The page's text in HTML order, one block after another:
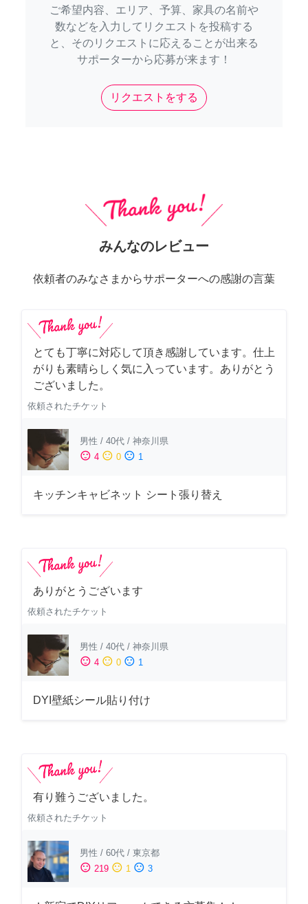
ご希望内容、エリア、予算、家具の名前や
数などを入力してリクエストを投稿する
と、そのリクエストに応えることが出来る
サポーターから応募が来ます！
リクエストをする
みんなのレビュー
依頼者のみなさまからサポーターへの感謝の言葉
とても丁寧に対応して頂き感謝しています。仕上
がりも素晴らしく気に入っています。ありがとう
ございました。
依頼されたチケット
男性 / 40代 / 神奈川県
sentiment_satisfied 4 sentiment_neutral 0 sentiment_dissatisfied 1
キッチンキャビネット シート張り替え
ありがとうございます
依頼されたチケット
男性 / 40代 / 神奈川県
sentiment_satisfied 4 sentiment_neutral 0 sentiment_dissatisfied 1
DYI壁紙シール貼り付け
有り難うございました。
依頼されたチケット
男性 / 60代 / 東京都
sentiment_satisfied 219 sentiment_neutral 1 sentiment_dissatisfied 3